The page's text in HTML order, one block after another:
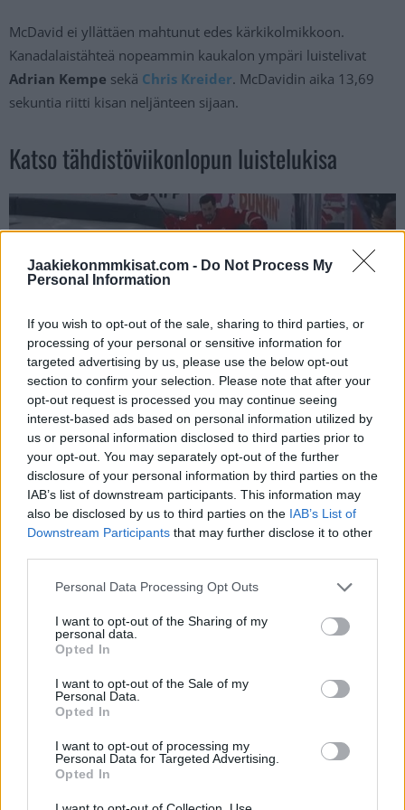
Jaakiekonmmkisat.com - Do Not Process My
Personal Information
If you wish to opt-out of the sale, sharing to third parties, or
processing of your personal or sensitive information for
targeted advertising by us, please use the below opt-out
section to confirm your selection. Please note that after your
opt-out request is processed you may continue seeing
interest-based ads based on personal information utilized by
us or personal information disclosed to third parties prior to
your opt-out. You may separately opt-out of the further
disclosure of your personal information by third parties on the
IAB’s list of downstream participants. This information may
also be disclosed by us to third parties on the IAB’s List of
Downstream Participants that may further disclose it to other
Personal Data Processing Opt Outs
I want to opt-out of the Sharing of my
personal data.
Opted In
I want to opt-out of the Sale of my
Personal Data.
Opted In
I want to opt-out of processing my
Personal Data for Targeted Advertising.
Opted In
McDavid ei yllättäen mahtunut edes kärkikolmikkoon.
Kanadalaistähteä nopeammin kaukalon ympäri luistelivat
Adrian Kempe sekä Chris Kreider. McDavidin aika 13,69
sekuntia riitti kisan neljänteen sijaan.
Katso tähdistöviikonlopun luistelukisa
Jos video ei näy laitteellasi voit katsoa sen suoraan
Youtubesta.
Edellinen artikkeli
Chris Kreider teki Nikita
Kucherovin joukkuekaverille
”kucherovit”
KHL:n runkosarja pakettiin –